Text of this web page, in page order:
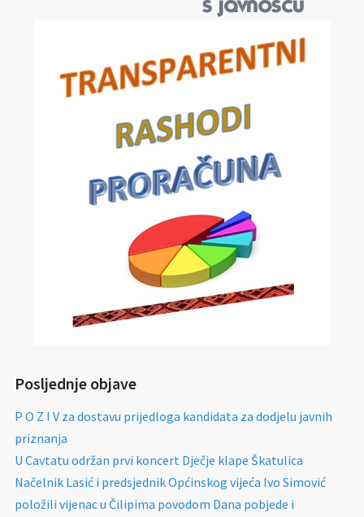
Posljednje objave
P O Z I V za dostavu prijedloga kandidata za dodjelu javnih
priznanja
U Cavtatu održan prvi koncert Dječje klape Škatulica
Načelnik Lasić i predsjednik Općinskog vijeća Ivo Simović
položili vijenac u Čilipima povodom Dana pobjede i